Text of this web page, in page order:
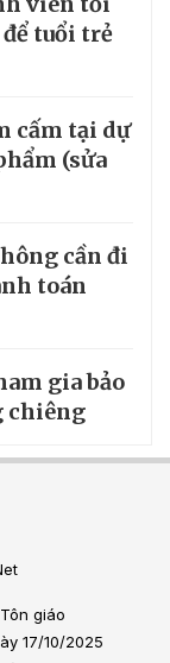
tuổi trẻ
cấm tại dự
(sửa
cần đi
toán
gia bảo
chiêng
giáo
17/10/2025